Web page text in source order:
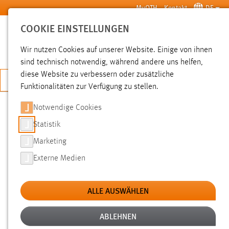
Zum Hauptinhalt springen MyOTH Kontakt DE
SUCHE
JETZT BEWERBEN
Hochschule Aktuelles News der OTH Amberg-Weiden
ERSTER KOOPERATIONSVERTRAG
MIT EINER HOCHSCHULE IN KOREA
22.10.2018
Auslandssemester in Südkorea: In die Liste
ihrer rund 50 Partnerhochschulen konnte
COOKIE EINSTELLUNGEN
Wir nutzen Cookies auf unserer Website. Einige von ihnen
sind technisch notwendig, während andere uns helfen,
diese Website zu verbessern oder zusätzliche
Funktionalitäten zur Verfügung zu stellen.
Notwendige Cookies
Statistik
Marketing
Externe Medien
ALLE AUSWÄHLEN
ABLEHNEN